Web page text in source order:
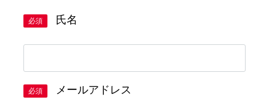
必須 氏名
必須 メールアドレス